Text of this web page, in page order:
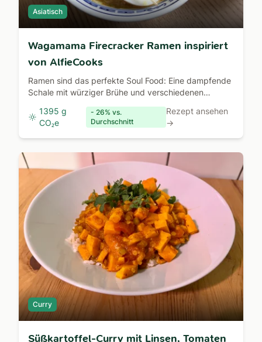
Asiatisch
Wagamama Firecracker Ramen inspiriert
von AlfieCooks
Ramen sind das perfekte Soul Food: Eine dampfende
Schale mit würziger Brühe und verschiedenen
1395 g
CO₂e
- 26% vs.
Durchschnitt
Rezept ansehen
→
Curry
Süßkartoffel-Curry mit Linsen, Tomaten